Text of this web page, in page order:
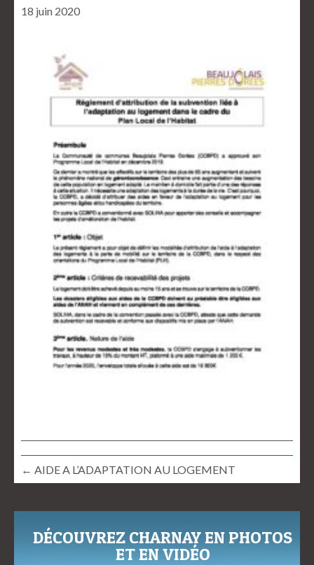
18 juin 2020
← AIDE A L’ADAPTATION AU LOGEMENT
DÉCOUVREZ CHARNAY EN PHOTOS
ET EN VIDÉO